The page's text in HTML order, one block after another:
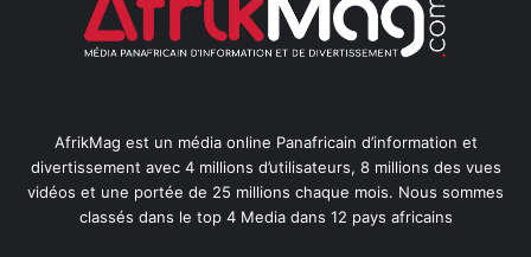
AfrikMag est un média online Panafricain d’information et
divertissement avec 4 millions d’utilisateurs, 8 millions des vues
vidéos et une portée de 25 millions chaque mois. Nous sommes
classés dans le top 4 Media dans 12 pays africains